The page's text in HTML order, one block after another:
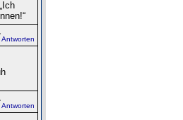
Antworten
Antworten